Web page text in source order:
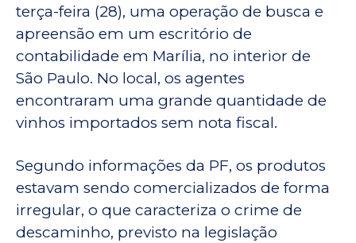
terça-feira (28), uma operação de busca e
apreensão em um escritório de
contabilidade em Marília, no interior de
São Paulo. No local, os agentes
encontraram uma grande quantidade de
vinhos importados sem nota fiscal.
Segundo informações da PF, os produtos
estavam sendo comercializados de forma
irregular, o que caracteriza o crime de
descaminho, previsto na legislação